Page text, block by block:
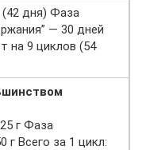
дня) Фаза
— 30 дней
на 9 циклов (54
г Фаза
г Всего за 1 цикл: